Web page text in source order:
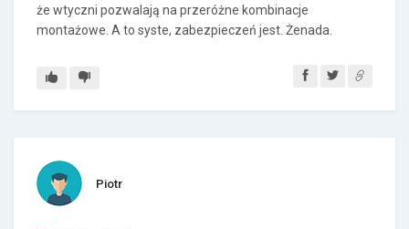
że wtyczni pozwalają na przeróżne kombinacje
montażowe. A to syste, zabezpieczeń jest. Żenada.
Piotr